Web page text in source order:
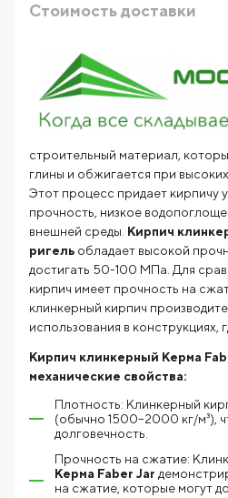
Стоимость доставки
строительный материал,
глины и обжигается при
Этот процесс придает кирпичу
прочность, низкое
внешней среды. Кирпич
ригель обладает высокой
достигать 50-100 МПа. Для
кирпич имеет прочность на
клинкерный кирпич
использования в конструкциях,
Кирпич клинкерный Керма
механические свойства:
Плотность: Клинкерный
(обычно 1500–2000 кг/м³),
долговечность.
Прочность на сжатие:
Керма Faber Jar
на сжатие, которые могут